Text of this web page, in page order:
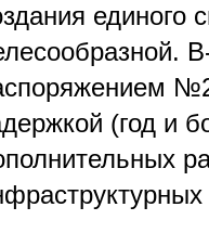
единого
(год и